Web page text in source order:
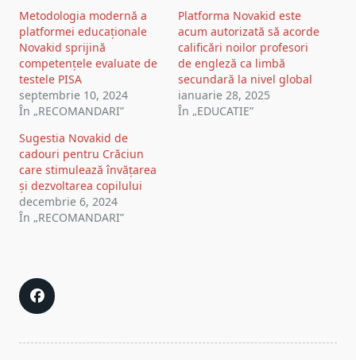
Metodologia modernă a
platformei educaționale
Novakid sprijină
competențele evaluate de
testele PISA
septembrie 10, 2024
În „RECOMANDARI”
Platforma Novakid este
acum autorizată să acorde
calificări noilor profesori
de engleză ca limbă
secundară la nivel global
ianuarie 28, 2025
În „EDUCATIE”
Sugestia Novakid de
cadouri pentru Crăciun
care stimulează învățarea
și dezvoltarea copilului
decembrie 6, 2024
În „RECOMANDARI”